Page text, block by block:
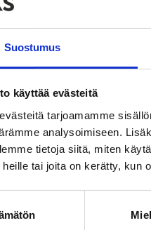
Suostumus
käyttää evästeitä
tarjoamamme
analysoimiseen.
tietoja siitä, miten
heille tai joita on kerätty, kun
Share on Facebook
myös